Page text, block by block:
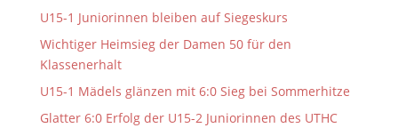
U15-1 Juniorinnen bleiben auf Siegeskurs
Wichtiger Heimsieg der Damen 50 für den
Klassenerhalt
U15-1 Mädels glänzen mit 6:0 Sieg bei Sommerhitze
Glatter 6:0 Erfolg der U15-2 Juniorinnen des UTHC